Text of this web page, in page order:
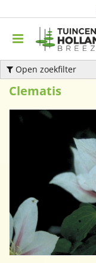
Open zoekfilter
Clematis